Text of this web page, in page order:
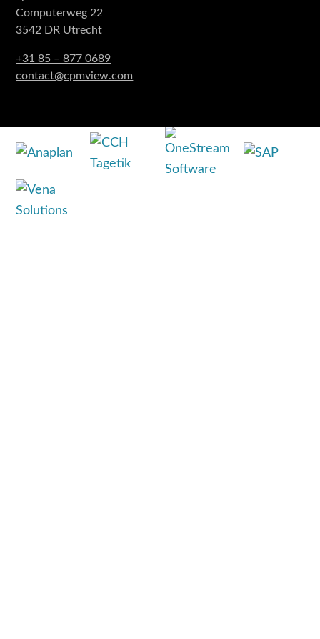
Computerweg 22
3542 DR Utrecht
+31 85 – 877 0689
contact@cpmview.com